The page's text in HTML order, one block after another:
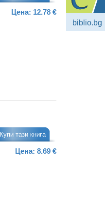
Цена: 12.78 €
Купи тази книга
Цена: 8.69 €
biblio.bg